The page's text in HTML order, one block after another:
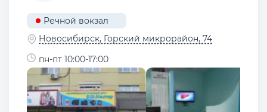
Речной вокзал
Новосибирск, ​Горский микрорайон, 74
пн-пт 10:00-17:00